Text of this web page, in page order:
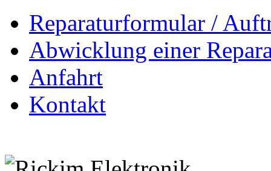
Reparaturformular /
Abwicklung einer
Anfahrt
Kontakt